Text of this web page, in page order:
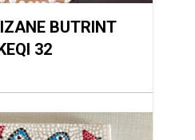
BUTRINT
32